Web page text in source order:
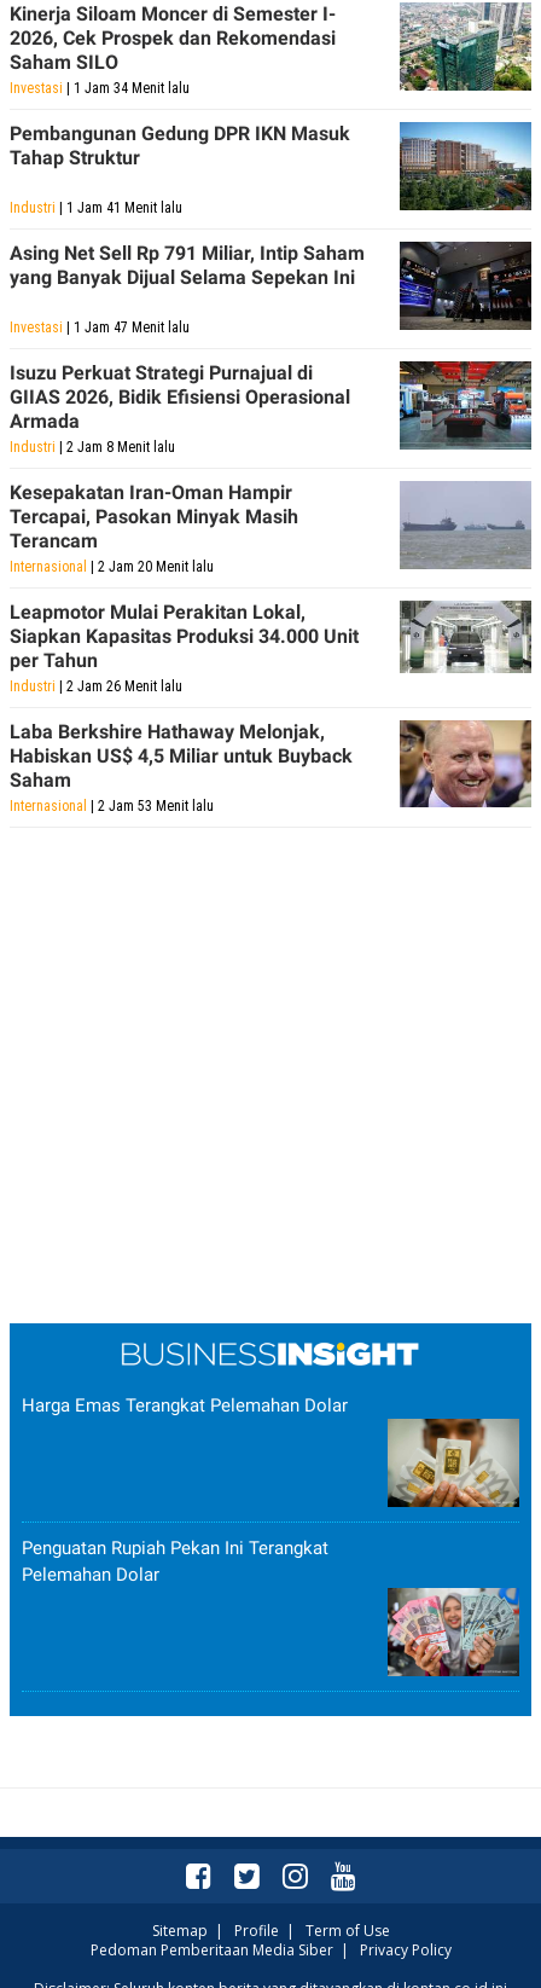
Kinerja Siloam Moncer di Semester I-
2026, Cek Prospek dan Rekomendasi
Saham SILO
Investasi | 1 Jam 34 Menit lalu
Pembangunan Gedung DPR IKN Masuk
Tahap Struktur
Industri | 1 Jam 41 Menit lalu
Asing Net Sell Rp 791 Miliar, Intip Saham
yang Banyak Dijual Selama Sepekan Ini
Investasi | 1 Jam 47 Menit lalu
Isuzu Perkuat Strategi Purnajual di
GIIAS 2026, Bidik Efisiensi Operasional
Armada
Industri | 2 Jam 8 Menit lalu
Kesepakatan Iran-Oman Hampir
Tercapai, Pasokan Minyak Masih
Terancam
Internasional | 2 Jam 20 Menit lalu
Leapmotor Mulai Perakitan Lokal,
Siapkan Kapasitas Produksi 34.000 Unit
per Tahun
Industri | 2 Jam 26 Menit lalu
Laba Berkshire Hathaway Melonjak,
Habiskan US$ 4,5 Miliar untuk Buyback
Saham
Internasional | 2 Jam 53 Menit lalu
Harga Emas Terangkat Pelemahan Dolar
Penguatan Rupiah Pekan Ini Terangkat
Pelemahan Dolar
Sitemap | Profile | Term of Use
Pedoman Pemberitaan Media Siber| Privacy Policy